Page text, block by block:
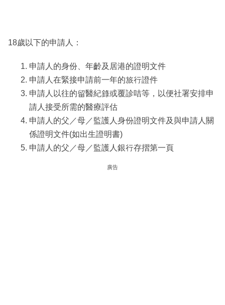
18歲以下的申請人：
申請人的身份、年齡及居港的證明文件
申請人在緊接申請前一年的旅行證件
申請人以往的留醫紀錄或覆診咭等，以便社署安排申
請人接受所需的醫療評估
申請人的父／母／監護人身份證明文件及與申請人關
係證明文件(如出生證明書)
申請人的父／母／監護人銀行存摺第一頁
廣告